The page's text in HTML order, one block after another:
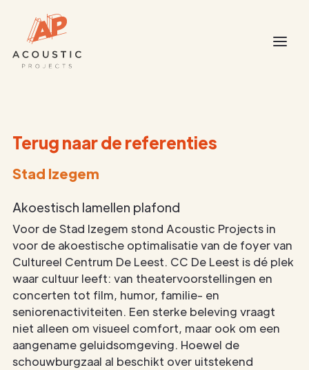
Terug naar de referenties
Stad Izegem
Akoestisch lamellen plafond
Voor de Stad Izegem stond Acoustic Projects in
voor de akoestische optimalisatie van de foyer van
Cultureel Centrum De Leest. CC De Leest is dé plek
waar cultuur leeft: van theatervoorstellingen en
concerten tot film, humor, familie- en
seniorenactiviteiten. Een sterke beleving vraagt
niet alleen om visueel comfort, maar ook om een
aangename geluidsomgeving. Hoewel de
schouwburgzaal al beschikt over uitstekend